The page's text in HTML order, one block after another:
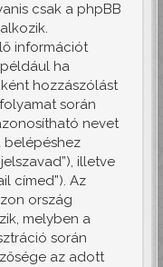
csak a phpBB
információt
ha
hozzászólást
során
nevet
belépéshez
illetve
címed”). Az
ország
melyben a
során
az adott